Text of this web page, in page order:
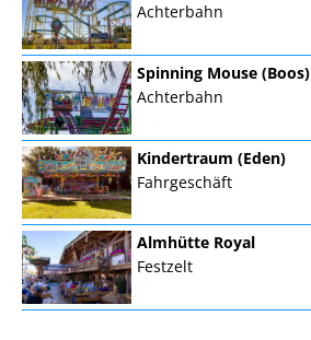
Achterbahn
Spinning Mouse (Boos)
Achterbahn
Kindertraum (Eden)
Fahrgeschäft
Almhütte Royal
Festzelt